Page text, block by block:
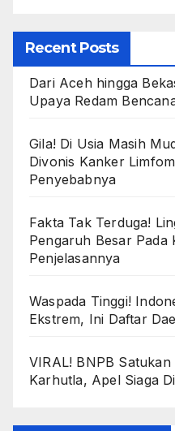
Recent Posts
Dari Aceh hingga
Upaya Redam
Gila! Di Usia Masih
Divonis Kanker
Penyebabnya
Fakta Tak Terduga!
Pengaruh Besar
Penjelasannya
Waspada Tinggi!
Ekstrem, Ini Daftar
VIRAL! BNPB
Karhutla, Apel Siaga